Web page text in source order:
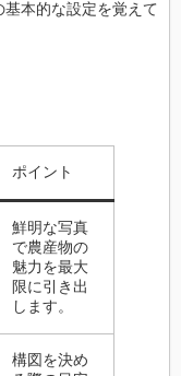
本的な設定を覚えて
ポイント
鮮明な写真
で農産物の
魅力を最大
限に引き出
します。
構図を決め